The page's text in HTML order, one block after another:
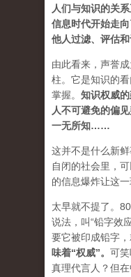
人们与知识的关
信息时代开始走
他人过滤、评估和
由此看来，声誉
柱。它是知识的
掌握。 知识权威
人不可避免的偏
一无所知……
这并不是什么新
自闭的社会里，
的信息爆炸让这一
太早就不提了。
说法，叫“铅字效
要它被印成铅字，
味着“权威”。 可
真理代言人？但